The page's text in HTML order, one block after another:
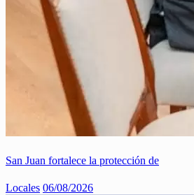
San Juan fortalece la protección de
Locales 06/08/2026